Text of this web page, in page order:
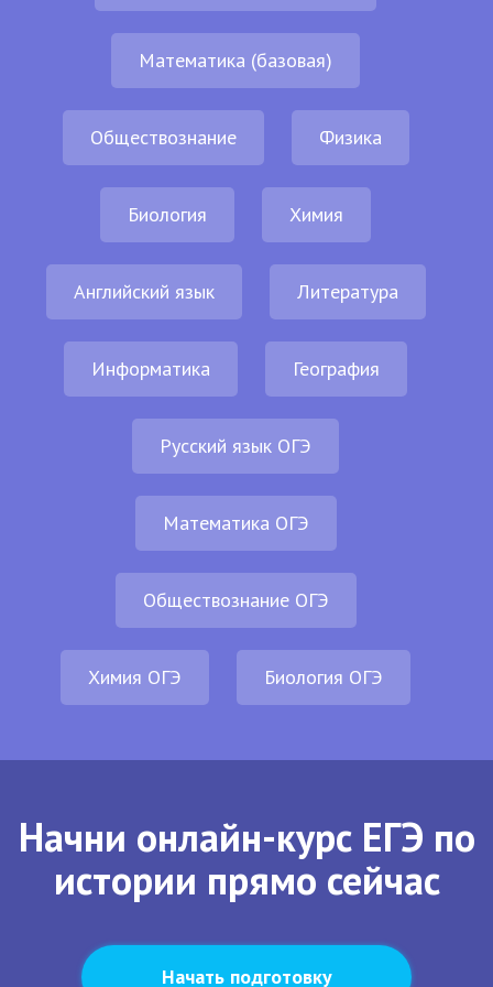
Математика (базовая)
Обществознание Физика
Биология Химия
Английский язык Литература
Информатика География
Русский язык ОГЭ
Математика ОГЭ
Обществознание ОГЭ
Химия ОГЭ Биология ОГЭ
Начни онлайн-курс ЕГЭ по
истории прямо сейчас
Начать подготовку